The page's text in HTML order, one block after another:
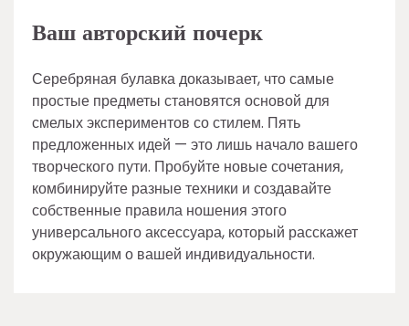
Ваш авторский почерк
Серебряная булавка доказывает, что самые
простые предметы становятся основой для
смелых экспериментов со стилем. Пять
предложенных идей — это лишь начало вашего
творческого пути. Пробуйте новые сочетания,
комбинируйте разные техники и создавайте
собственные правила ношения этого
универсального аксессуара, который расскажет
окружающим о вашей индивидуальности.